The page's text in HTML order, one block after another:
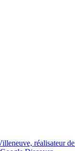
réalisateur